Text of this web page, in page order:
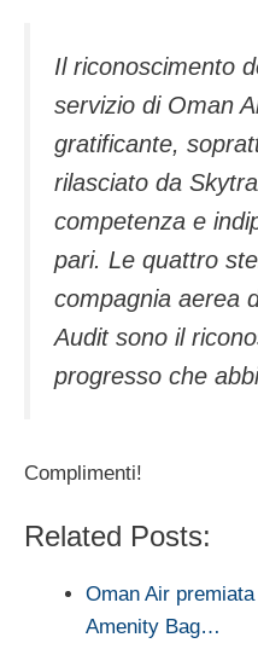
Il riconoscimento
servizio di Oman
gratificante,
rilasciato da
competenza e
pari. Le quattro
compagnia aerea
Audit sono il
progresso che
Complimenti!
Related Posts:
Oman Air
Amenity Bag…